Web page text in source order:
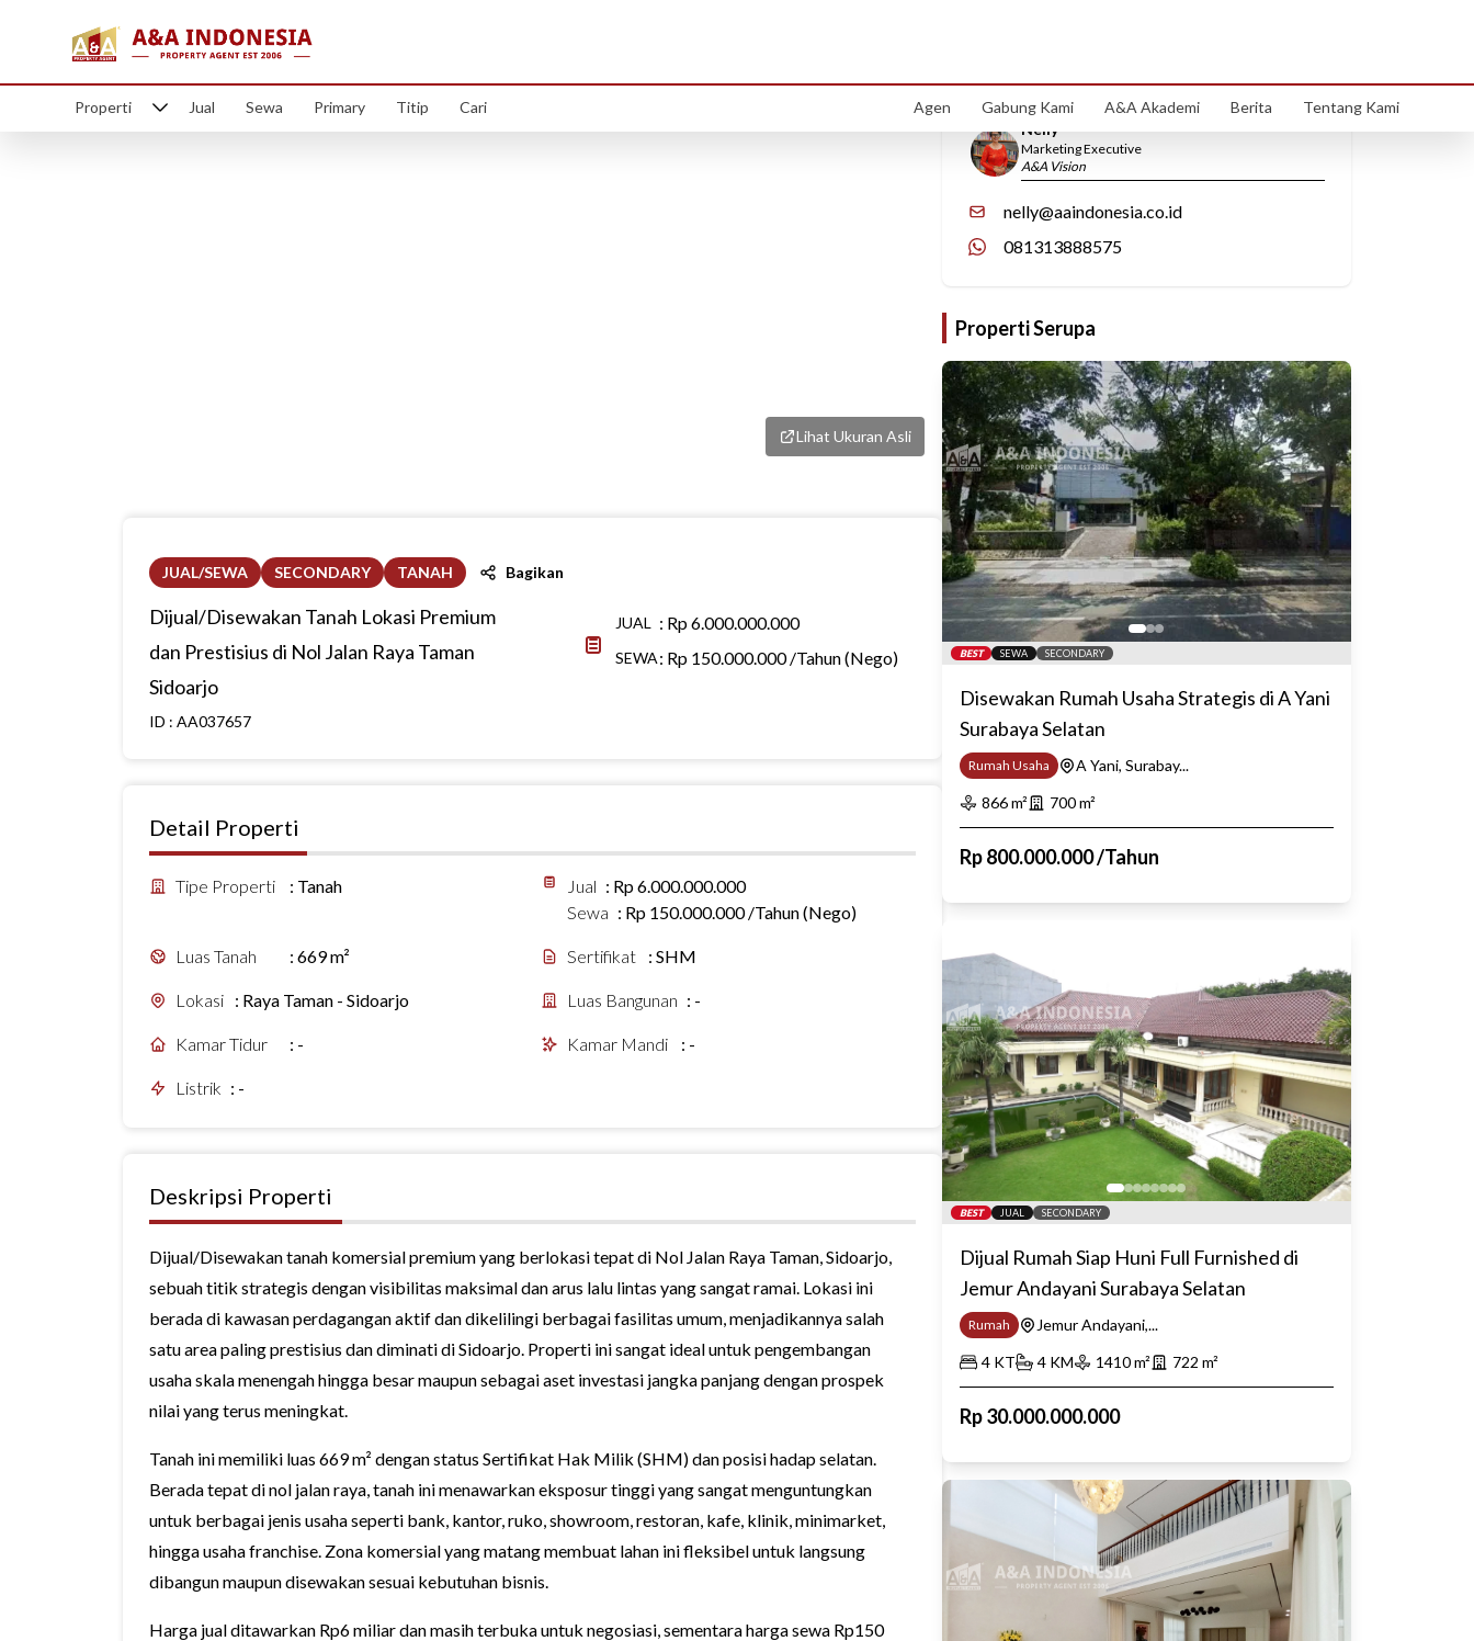
Properti Jual Sewa Primary Titip Cari Agen Gabung Kami A&A Akademi Berita Tentang Kami
Lihat Ukuran Asli
JUAL/SEWA SECONDARY TANAH Bagikan
Dijual/Disewakan Tanah Lokasi Premium
dan Prestisius di Nol Jalan Raya Taman
Sidoarjo
JUAL : Rp 6.000.000.000
SEWA: Rp 150.000.000 /Tahun (Nego)
ID : AA037657
Detail Properti
Tipe Properti : Tanah Jual : Rp 6.000.000.000
Sewa : Rp 150.000.000 /Tahun (Nego)
Luas Tanah : 669 m² Sertifikat :SHM
Lokasi : Raya Taman - Sidoarjo Luas Bangunan : -
Kamar Tidur : - Kamar Mandi : -
Listrik : -
Deskripsi Properti
Dijual/Disewakan tanah komersial premium yang berlokasi tepat di Nol Jalan Raya Taman, Sidoarjo,
sebuah titik strategis dengan visibilitas maksimal dan arus lalu lintas yang sangat ramai. Lokasi ini
berada di kawasan perdagangan aktif dan dikelilingi berbagai fasilitas umum, menjadikannya salah
satu area paling prestisius dan diminati di Sidoarjo. Properti ini sangat ideal untuk pengembangan
usaha skala menengah hingga besar maupun sebagai aset investasi jangka panjang dengan prospek
nilai yang terus meningkat.
Tanah ini memiliki luas 669 m² dengan status Sertifikat Hak Milik (SHM) dan posisi hadap selatan.
Berada tepat di nol jalan raya, tanah ini menawarkan eksposur tinggi yang sangat menguntungkan
untuk berbagai jenis usaha seperti bank, kantor, ruko, showroom, restoran, kafe, klinik, minimarket,
hingga usaha franchise. Zona komersial yang matang membuat lahan ini fleksibel untuk langsung
dibangun maupun disewakan sesuai kebutuhan bisnis.
Harga jual ditawarkan Rp6 miliar dan masih terbuka untuk negosiasi, sementara harga sewa Rp150
Hubungi Kami
Nelly
Marketing Executive
A&A Vision
nelly@aaindonesia.co.id
081313888575
Properti Serupa
BEST SEWA SECONDARY
Disewakan Rumah Usaha Strategis di A Yani
Surabaya Selatan
Rumah Usaha
A Yani, Surabay...
866m² 700m²
Rp800.000.000/Tahun
BEST JUAL SECONDARY
Dijual Rumah Siap Huni Full Furnished di
Jemur Andayani Surabaya Selatan
Rumah
Jemur Andayani,...
4KT 4KM 1410m² 722 m²
Rp30.000.000.000